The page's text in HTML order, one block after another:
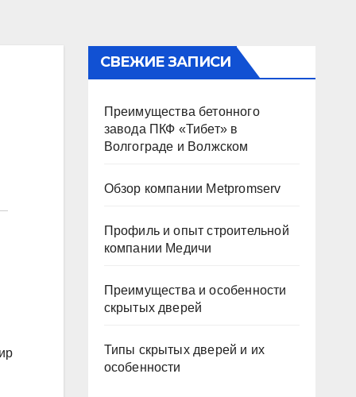
СВЕЖИЕ ЗАПИСИ
Преимущества бетонного
завода ПКФ «Тибет» в
Волгограде и Волжском
Обзор компании Metpromserv
Профиль и опыт строительной
компании Медичи
Преимущества и особенности
скрытых дверей
Типы скрытых дверей и их
особенности